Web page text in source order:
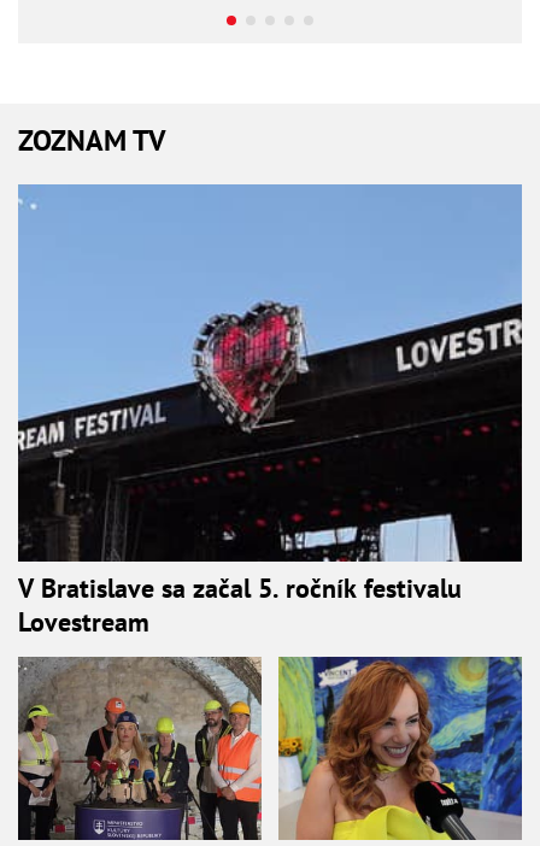
ZOZNAM TV
V Bratislave sa začal 5. ročník festivalu
Lovestream